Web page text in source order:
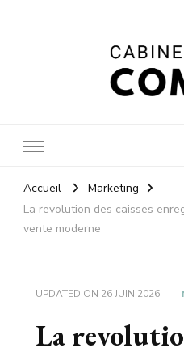
Accueil
Marketing
La revolution des caisses
vente moderne
UPDATED ON 26 JUIN 2026
La